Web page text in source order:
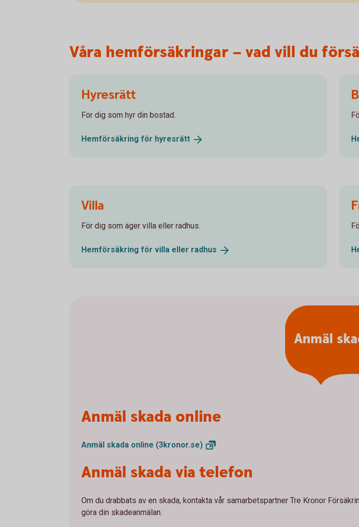
Våra hemförsäkringar – vad vill du
Hyresrätt
För dig som hyr din bostad.
Hemförsäkring för hyresrätt
Villa
För dig som äger villa eller radhus.
Hemförsäkring för villa eller radhus
Anmäl skada online
Anmäl skada online (3kronor.se)
Anmäl skada via telefon
Om du drabbats av en skada, kontakta vår samarbetspartner Tre Kronor
göra din skadeanmälan.
Anmäl